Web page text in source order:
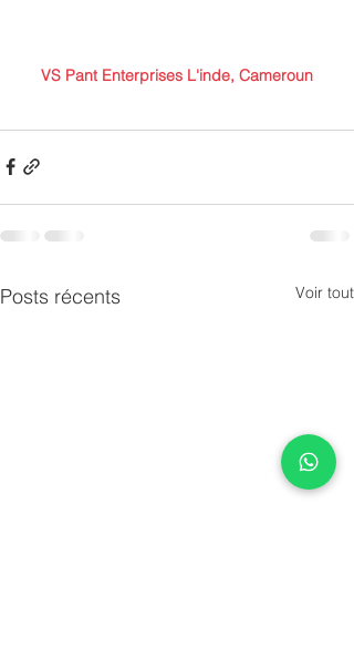
VS Pant Enterprises L'inde, Cameroun
Posts récents Voir tout